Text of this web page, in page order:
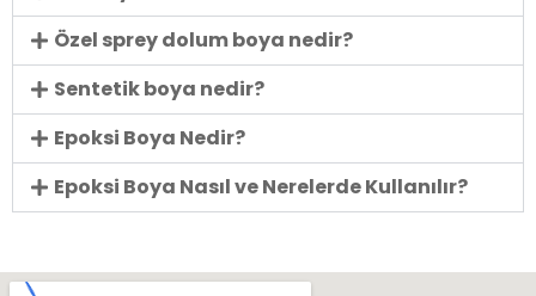
Özel sprey dolum boya nedir?
Sentetik boya nedir?
Epoksi Boya Nedir?
Epoksi Boya Nasıl ve Nerelerde Kullanılır?